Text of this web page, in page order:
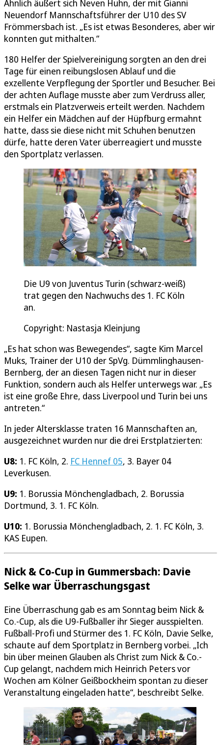
Ähnlich äußert sich Neven Huhn, der mit Gianni
Neuendorf Mannschaftsführer der U10 des SV
Frömmersbach ist. „Es ist etwas Besonderes, aber wir
konnten gut mithalten.“
180 Helfer der Spielvereinigung sorgten an den drei
Tage für einen reibungslosen Ablauf und die
exzellente Verpflegung der Sportler und Besucher. Bei
der achten Auflage musste aber zum Verdruss aller,
erstmals ein Platzverweis erteilt werden. Nachdem
ein Helfer ein Mädchen auf der Hüpfburg ermahnt
hatte, dass sie diese nicht mit Schuhen benutzen
dürfe, hatte deren Vater überreagiert und musste
den Sportplatz verlassen.
Die U9 von Juventus Turin (schwarz-weiß)
trat gegen den Nachwuchs des 1. FC Köln
an.
Copyright: Nastasja Kleinjung
„Es hat schon was Bewegendes“, sagte Kim Marcel
Muks, Trainer der U10 der SpVg. Dümmlinghausen-
Bernberg, der an diesen Tagen nicht nur in dieser
Funktion, sondern auch als Helfer unterwegs war. „Es
ist eine große Ehre, dass Liverpool und Turin bei uns
antreten.“
In jeder Altersklasse traten 16 Mannschaften an,
ausgezeichnet wurden nur die drei Erstplatzierten:
U8: 1. FC Köln, 2. FC Hennef 05, 3. Bayer 04
Leverkusen.
U9: 1. Borussia Mönchengladbach, 2. Borussia
Dortmund, 3. 1. FC Köln.
U10: 1. Borussia Mönchengladbach, 2. 1. FC Köln, 3.
KAS Eupen.
Nick & Co-Cup in Gummersbach: Davie
Selke war Überraschungsgast
Eine Überraschung gab es am Sonntag beim Nick &
Co.-Cup, als die U9-Fußballer ihr Sieger ausspielten.
Fußball-Profi und Stürmer des 1. FC Köln, Davie Selke,
schaute auf dem Sportplatz in Bernberg vorbei. „Ich
bin über meinen Glauben als Christ zum Nick & Co.-
Cup gelangt, nachdem mich Heinrich Peters vor
Wochen am Kölner Geißbockheim spontan zu dieser
Veranstaltung eingeladen hatte“, beschreibt Selke.